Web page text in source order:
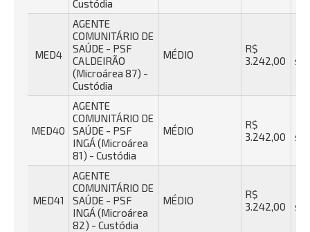
Custódia
MED4
AGENTE
COMUNITÁRIO DE
SAÚDE - PSF
CALDEIRÃO
(Microárea 87) -
Custódia
MÉDIO
R$
3.242,00
MED40
AGENTE
COMUNITÁRIO DE
SAÚDE - PSF
INGÁ (Microárea
81) - Custódia
MÉDIO
R$
3.242,00
MED41
AGENTE
COMUNITÁRIO DE
SAÚDE - PSF
INGÁ (Microárea
82) - Custódia
MÉDIO
R$
3.242,00